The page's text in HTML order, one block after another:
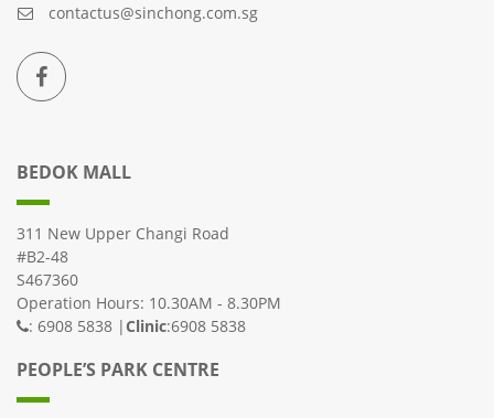
contactus@sinchong.com.sg
BEDOK MALL
311 New Upper Changi Road
#B2-48
S467360
Operation Hours: 10.30AM - 8.30PM
: 6908 5838 | Clinic:6908 5838
PEOPLE’S PARK CENTRE